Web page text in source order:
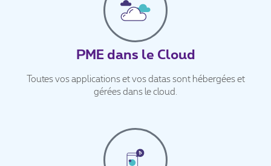
PME dans le Cloud
Toutes vos applications et vos datas sont hébergées et
gérées dans le cloud.